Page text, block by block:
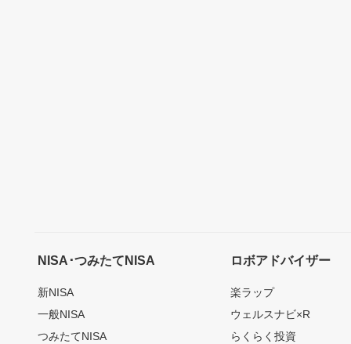
NISA･つみたてNISA
新NISA
一般NISA
つみたてNISA
ロボアドバイザー
楽ラップ
ウェルスナビ×R
らくらく投資